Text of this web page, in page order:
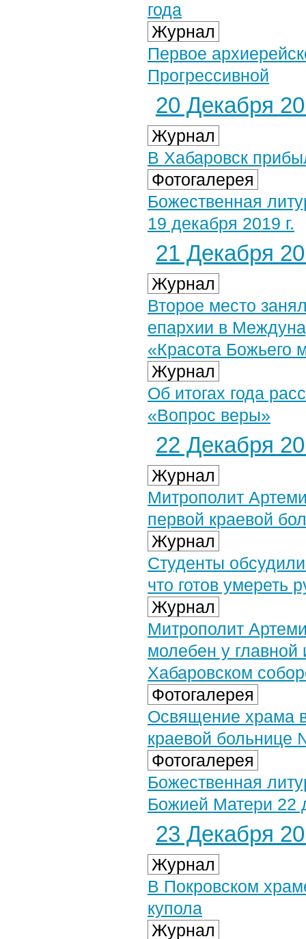
года
Журнал
Первое
Прогрессивной
20 Декабря
Журнал
В Хабаровск
Фотогалерея
Божественная
19 декабря 2019 г.
21 Декабря
Журнал
Второе место
епархии в
«Красота Божьего
Журнал
Об итогах года
«Вопрос веры»
22 Декабря
Журнал
Митрополит
первой краевой
Журнал
Студенты
что готов умереть
Журнал
Митрополит
молебен у главной
Хабаровском
Фотогалерея
Освящение храма
краевой больнице
Фотогалерея
Божественная
Божией Матери 22
23 Декабря
Журнал
В Покровском
купола
Журнал